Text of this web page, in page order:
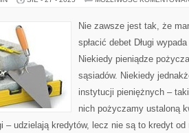
Nie zawsze jest tak, że
spłacić debet Długi
Niekiedy pieniądze
sąsiadów. Niekiedy
instytucji pieniężnych –
nich pożyczamy ustaloną
– udzielają kredytów, lecz nie są to kredyt